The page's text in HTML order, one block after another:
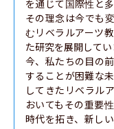
スポーツ科学部
国際教養学部
を通じて国際性と
その理念は今でも
むリベラルアーツ
た研究を展開してい
今、私たちの目の
することが困難な
してきたリベラル
おいてもその重要
時代を拓き、新し